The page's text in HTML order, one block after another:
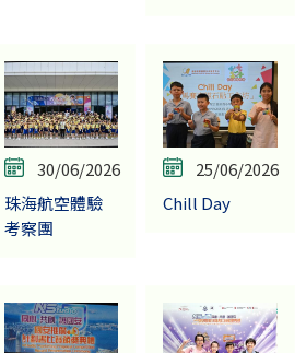
30/06/2026
珠海航空體驗
考察團
25/06/2026
Chill Day